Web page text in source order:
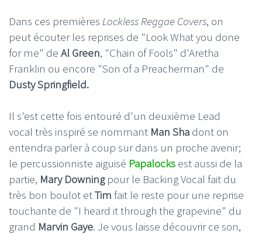
Dans ces premières Lockless Reggae Covers, on
peut écouter les reprises de "Look What you done
for me" de Al Green, "Chain of Fools" d'Aretha
Franklin ou encore "Son of a Preacherman" de
Dusty Springfield.
Il s'est cette fois entouré d'un deuxième Lead
vocal très inspiré se nommant Man Sha dont on
entendra parler à coup sur dans un proche avenir;
le percussionniste aiguisé Papalocks est aussi de la
partie, Mary Downingpour le Backing Vocal fait du
très bon boulot etTim fait le reste pour une reprise
touchante de "I heard it through the grapevine" du
grand Marvin Gaye. Je vous laisse découvrir ce son,